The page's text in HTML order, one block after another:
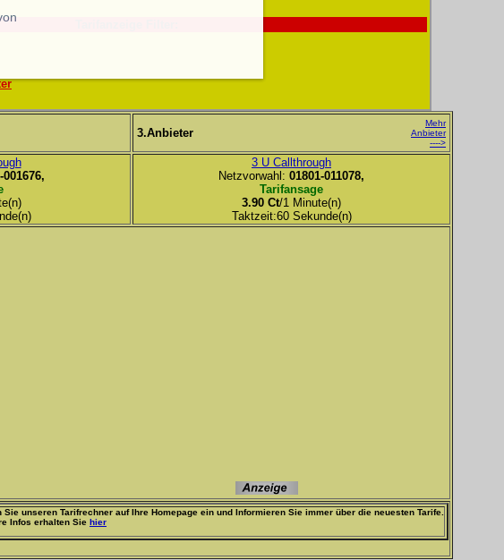
3.Anbieter
Mehr
Anbieter
---->
001676,
3 U Callthrough
Netzvorwahl: 01801-011078,
Tarifansage
3.90 Ct/1 Minute(n)
Taktzeit:60 Sekunde(n)
Sie unseren Tarifrechner auf Ihre Homepage ein und Informieren Sie immer über die neuesten Tarife.
Infos erhalten Sie hier